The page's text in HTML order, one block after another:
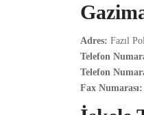
Adres: Fazıl
Telefon
Telefon
Fax Numarası: